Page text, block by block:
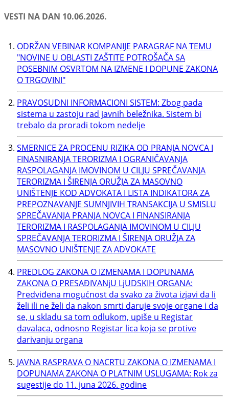
VESTI NA DAN 10.06.2026.
ODRŽAN VEBINAR KOMPANIJE PARAGRAF NA TEMU
"NOVINE U OBLASTI ZAŠTITE POTROŠAČA SA
POSEBNIM OSVRTOM NA IZMENE I DOPUNE ZAKONA
O TRGOVINI"
PRAVOSUDNI INFORMACIONI SISTEM: Zbog pada
sistema u zastoju rad javnih beležnika. Sistem bi
trebalo da proradi tokom nedelje
SMERNICE ZA PROCENU RIZIKA OD PRANJA NOVCA I
FINASNIRANJA TERORIZMA I OGRANIČAVANJA
RASPOLAGANJA IMOVINOM U CILJU SPREČAVANJA
TERORIZMA I ŠIRENJA ORUŽJA ZA MASOVNO
UNIŠTENJE KOD ADVOKATA I LISTA INDIKATORA ZA
PREPOZNAVANJE SUMNJIVIH TRANSAKCIJA U SMISLU
SPREČAVANJA PRANJA NOVCA I FINANSIRANJA
TERORIZMA I RASPOLAGANJA IMOVINOM U CILJU
SPREČAVANJA TERORIZMA I ŠIRENJA ORUŽJA ZA
MASOVNO UNIŠTENJE ZA ADVOKATE
PREDLOG ZAKONA O IZMENAMA I DOPUNAMA
ZAKONA O PRESAĐIVANjU LjUDSKIH ORGANA:
Predviđena mogućnost da svako za života izjavi da li
želi ili ne želi da nakon smrti daruje svoje organe i da
se, u skladu sa tom odlukom, upiše u Registar
davalaca, odnosno Registar lica koja se protive
darivanju organa
JAVNA RASPRAVA O NACRTU ZAKONA O IZMENAMA I
DOPUNAMA ZAKONA O PLATNIM USLUGAMA: Rok za
sugestije do 11. juna 2026. godine